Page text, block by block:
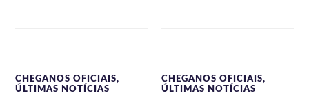
CHEGANOS OFICIAIS,
ÚLTIMAS NOTÍCIAS
CHEGANOS OFICIAIS,
ÚLTIMAS NOTÍCIAS